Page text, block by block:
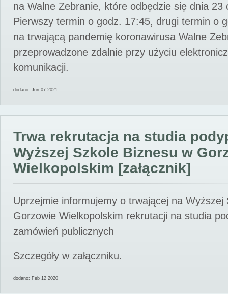
na Walne Zebranie, które odbędzie się dnia 23
Pierwszy termin o godz. 17:45, drugi termin o
na trwającą pandemię koronawirusa Walne
przeprowadzone zdalnie przy użyciu
komunikacji.
dodano: Jun 07 2021
Trwa rekrutacja na studia
Wyższej Szkole Biznesu w
Wielkopolskim [załącznik]
Uprzejmie informujemy o trwającej na Wyższej
Gorzowie Wielkopolskim rekrutacji na studia
zamówień publicznych
Szczegóły w załączniku.
dodano: Feb 12 2020